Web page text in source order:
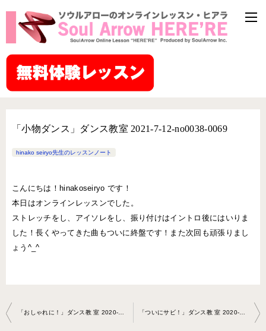
「小物ダンス」ダンス教室 2021-7-12-no0038-0069
hinako seiryo先生のレッスンノート
こんにちは！hinakoseiryo です！
本日はオンラインレッスンでした。
ストレッチをし、アイソレをし、振り付けはイントロ後にはいりま
した！長くやってきた曲もついに終盤です！また次回も頑張りまし
ょう^_^
投
稿
「おしゃれに！」ダンス教 室 2020-8-12-no0038-1252 「ついにサビ！」ダンス教 室 2020-8-21-no0038-1252